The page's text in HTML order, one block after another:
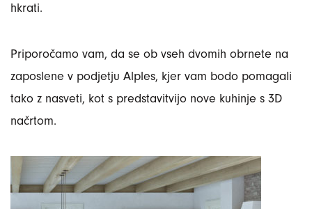
hkrati.
Priporočamo vam, da se ob vseh dvomih obrnete na
zaposlene v podjetju Alples, kjer vam bodo pomagali
tako z nasveti, kot s predstavitvijo nove kuhinje s 3D
načrtom.